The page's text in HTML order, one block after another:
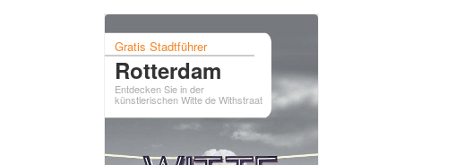
Gratis Stadtführer
Rotterdam
Entdecken Sie in der
künstlerischen Witte de Withstraat